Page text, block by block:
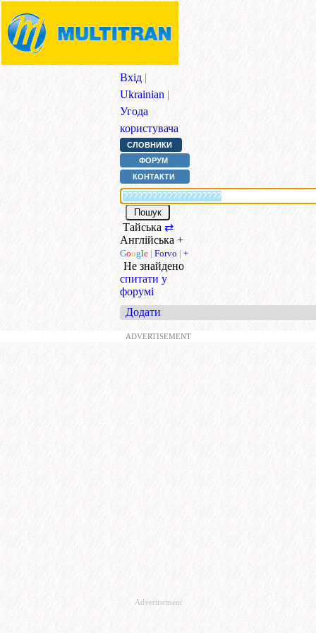
Вхід |
Ukrainian |
Угода
користувача
СЛОВНИКИ
ФОРУМ
КОНТАКТИ
Тайська ⇄
Англійська +
Google | Forvo | +
Не знайдено
спитати у
форумі
Додати
ADVERTISEMENT
Advertisement